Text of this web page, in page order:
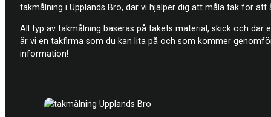
takmålning i Upplands Bro, där vi hjälper dig att måla tak för
All typ av takmålning baseras på takets material, skick och
är vi en takfirma som du kan lita på och som kommer
information!